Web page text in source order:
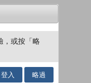
，或按「略
登入 略過